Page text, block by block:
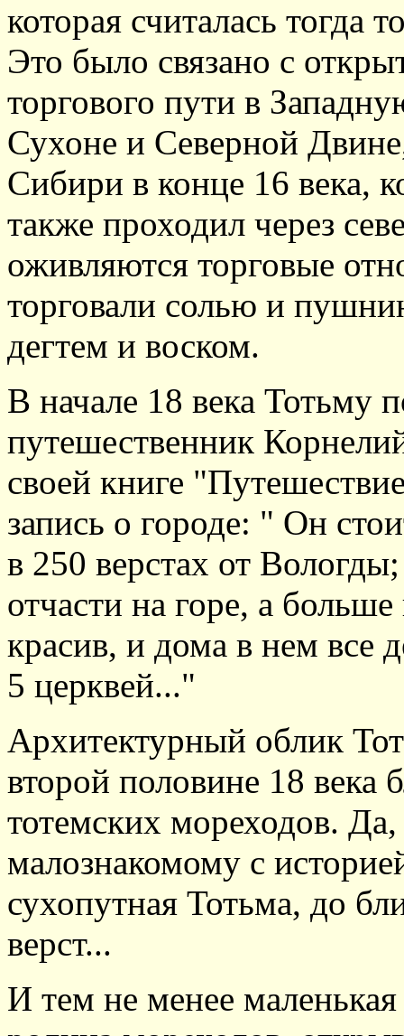
которая считалась тогда
Это было связано с
торгового пути в
Сухоне и Северной
Сибири в конце 16 века,
также проходил через
оживляются торговые
торговали солью и
дегтем и воском.
В начале 18 века Тотьму
путешественник
своей книге
запись о городе: " Он
в 250 верстах от
отчасти на горе, а
красив, и дома в нем все
5 церквей..."
Архитектурный облик
второй половине 18 века
тотемских мореходов.
малознакомому с
сухопутная Тотьма, до
верст...
И тем не менее